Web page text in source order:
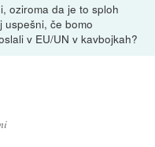
oziroma da je to sploh
uspešni, če bomo
v EU/UN v kavbojkah?